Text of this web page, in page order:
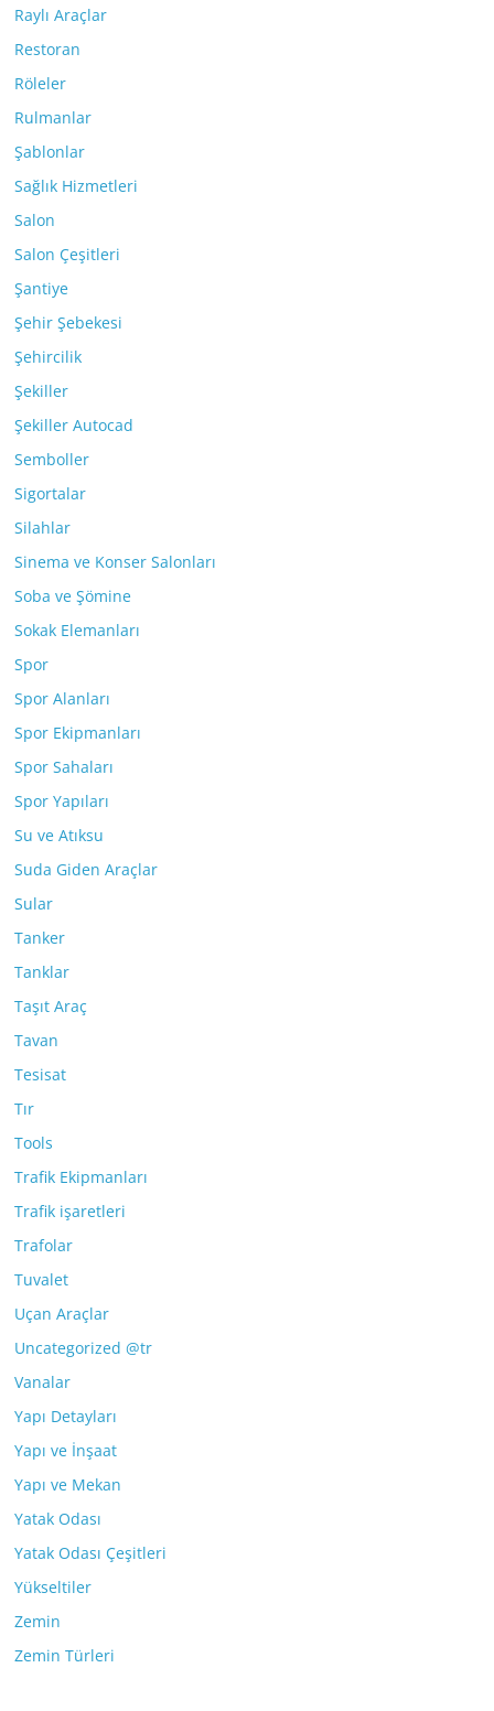
Raylı Araçlar
Restoran
Röleler
Rulmanlar
Şablonlar
Sağlık Hizmetleri
Salon
Salon Çeşitleri
Şantiye
Şehir Şebekesi
Şehircilik
Şekiller
Şekiller Autocad
Semboller
Sigortalar
Silahlar
Sinema ve Konser Salonları
Soba ve Şömine
Sokak Elemanları
Spor
Spor Alanları
Spor Ekipmanları
Spor Sahaları
Spor Yapıları
Su ve Atıksu
Suda Giden Araçlar
Sular
Tanker
Tanklar
Taşıt Araç
Tavan
Tesisat
Tır
Tools
Trafik Ekipmanları
Trafik işaretleri
Trafolar
Tuvalet
Uçan Araçlar
Uncategorized @tr
Vanalar
Yapı Detayları
Yapı ve İnşaat
Yapı ve Mekan
Yatak Odası
Yatak Odası Çeşitleri
Yükseltiler
Zemin
Zemin Türleri